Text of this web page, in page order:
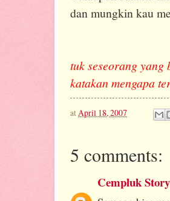
dan mungkin kau
tuk seseorang
katakan mengapa
atApril 18, 2007
5 comments:
Cempluk Story